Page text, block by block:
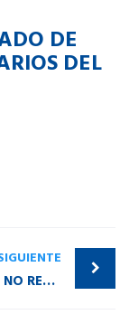
DE
DEL
USUARIOS NO RESPETAN LOS AVISOS DE ALERTA QUE DEJA CESSA